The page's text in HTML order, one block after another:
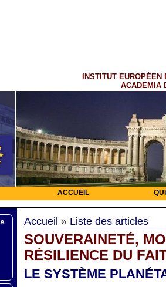
INSTITUT EUROPÉEN
ACADEMIA
ACCUEIL
Accueil » Liste des articles
SOUVERAINETÉ,
RÉSILIENCE DU
LE SYSTÈME